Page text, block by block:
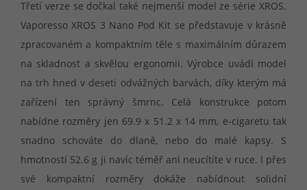
Třetí verze se dočkal také nejmenší model ze série XROS.
Vaporesso XROS 3 Nano Pod Kit se představuje v krásně
zpracovaném a kompaktním těle s maximálním důrazem
na skladnost a skvělou ergonomii. Výrobce uvádí model
na trh hned v deseti odvážných barvách, díky kterým má
zařízení ten správný šmrnc. Celá konstrukce potom
nabídne rozměry jen 69.9 x 51.2 x 14 mm, e-cigaretu tak
snadno schováte do dlaně, nebo do malé kapsy. S
hmotností 52.6 g ji navíc téměř ani neucítíte v ruce. I přes
své kompaktní rozměry dokáže nabídnout solidní